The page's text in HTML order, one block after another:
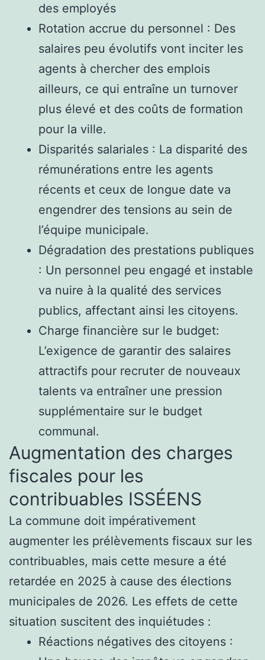
des employés
Rotation accrue du personnel : Des
salaires peu évolutifs vont inciter les
agents à chercher des emplois
ailleurs, ce qui entraîne un turnover
plus élevé et des coûts de formation
pour la ville.
Disparités salariales : La disparité des
rémunérations entre les agents
récents et ceux de longue date va
engendrer des tensions au sein de
l’équipe municipale.
Dégradation des prestations publiques
: Un personnel peu engagé et instable
va nuire à la qualité des services
publics, affectant ainsi les citoyens.
Charge financière sur le budget:
L’exigence de garantir des salaires
attractifs pour recruter de nouveaux
talents va entraîner une pression
supplémentaire sur le budget
communal.
Augmentation des charges
fiscales pour les
contribuables ISSÉENS
La commune doit impérativement
augmenter les prélèvements fiscaux sur les
contribuables, mais cette mesure a été
retardée en 2025 à cause des élections
municipales de 2026. Les effets de cette
situation suscitent des inquiétudes :
Réactions négatives des citoyens :